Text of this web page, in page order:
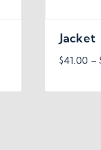
Jacket
$41.00 –